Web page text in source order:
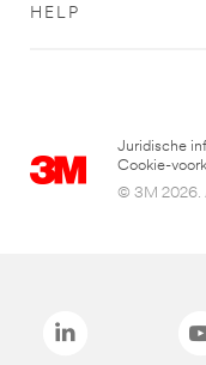
HELP
Juridische
Cookie-
© 3M 2026.